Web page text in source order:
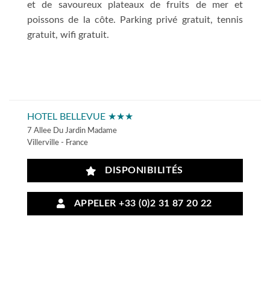
et de savoureux plateaux de fruits de mer et
poissons de la côte. Parking privé gratuit, tennis
gratuit, wifi gratuit.
HOTEL BELLEVUE ★★★
7 Allee Du Jardin Madame
Villerville - France
DISPONIBILITÉS
APPELER +33 (0)2 31 87 20 22